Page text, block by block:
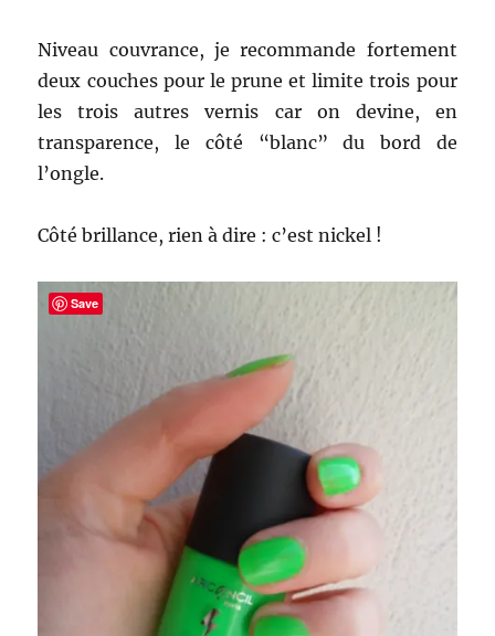
Niveau couvrance, je recommande fortement
deux couches pour le prune et limite trois pour
les trois autres vernis car on devine, en
transparence, le côté “blanc” du bord de
l’ongle.
Côté brillance, rien à dire : c’est nickel !
Save